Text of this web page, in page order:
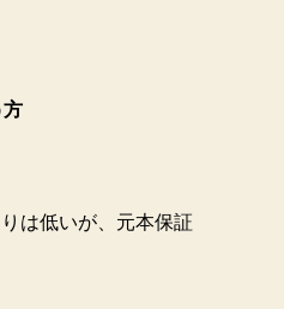
は低いが、元本保証